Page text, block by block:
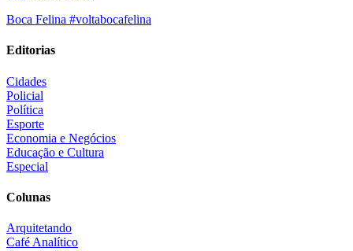
Boca Felina #voltabocafelina
Editorias
Cidades
Policial
Política
Esporte
Economia e Negócios
Educação e Cultura
Especial
Colunas
Arquitetando
Café Analítico